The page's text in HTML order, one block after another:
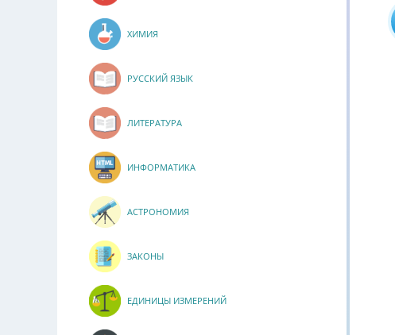
ХИМИЯ
РУССКИЙ ЯЗЫК
ЛИТЕРАТУРА
ИНФОРМАТИКА
АСТРОНОМИЯ
ЗАКОНЫ
ЕДИНИЦЫ ИЗМЕРЕНИЙ